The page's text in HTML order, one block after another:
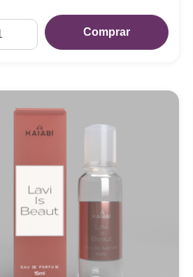
Comprar